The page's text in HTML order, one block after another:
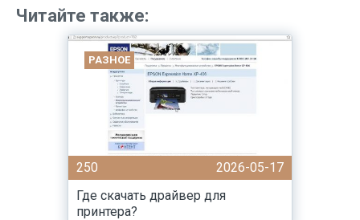
Читайте также:
РАЗНОЕ
250
2026-05-17
Где скачать драйвер для
принтера?